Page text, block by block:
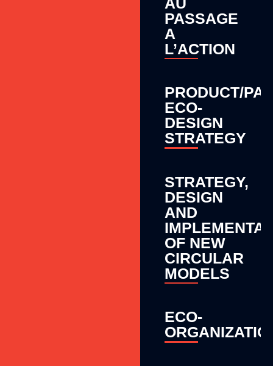
PASSAGE
A
L’ACTION
PRODUCT/
ECO-
DESIGN
STRATEGY
STRATEGY,
DESIGN
AND
OF NEW
CIRCULAR
MODELS
ECO-